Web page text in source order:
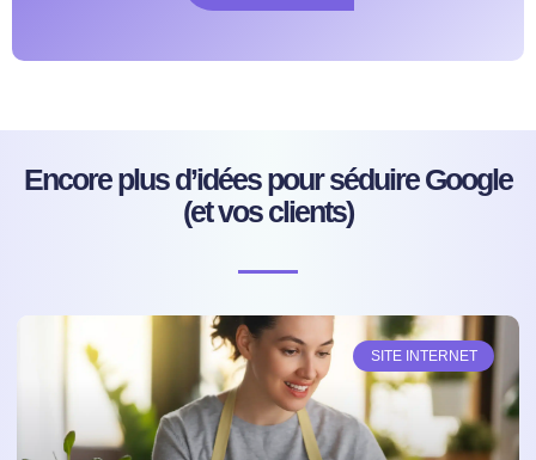
Encore plus d’idées pour séduire Google
(et vos clients)
SITE INTERNET